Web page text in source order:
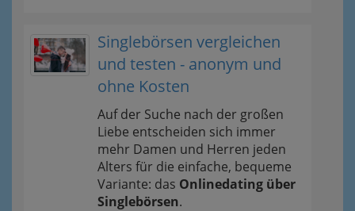
Singlebörsen vergleichen
und testen - anonym und
ohne Kosten
Auf der Suche nach der großen
Liebe entscheiden sich immer
mehr Damen und Herren jeden
Alters für die einfache, bequeme
Variante: das Onlinedating über
Singlebörsen.